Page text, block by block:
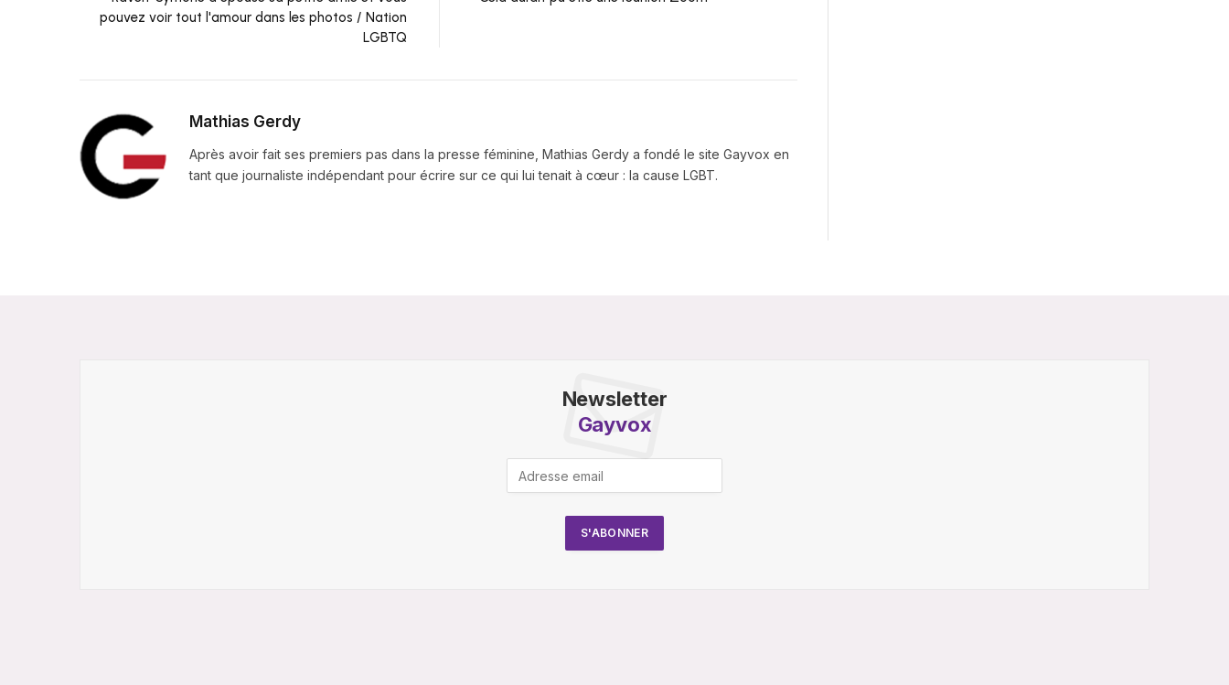
pouvez voir tout l'amour dans les photos / Nation
LGBTQ
Mathias Gerdy
Après avoir fait ses premiers pas dans la presse féminine, Mathias Gerdy a fondé le site Gayvox en
tant que journaliste indépendant pour écrire sur ce qui lui tenait à cœur : la cause LGBT.
Newsletter
Gayvox